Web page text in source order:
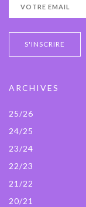
ARCHIVES
25/26
24/25
23/24
22/23
21/22
20/21